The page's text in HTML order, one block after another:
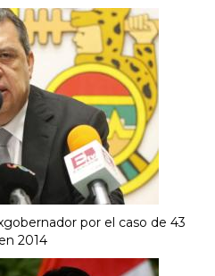
por el caso de 43
2014